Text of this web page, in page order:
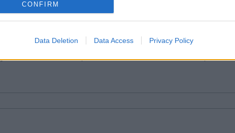
CONFIRM
Data Deletion Data Access Privacy Policy
e ricevi le nostre email periodiche contenenti le ultime notizie